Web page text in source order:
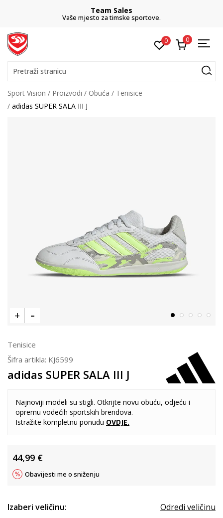
Team Sales
Vaše mjesto za timske sportove.
0 0
Pretraži stranicu
Sport Vision Proizvodi Obuća
Tenisice
adidas SUPER SALA III J
Tenisice
Šifra artikla: KJ6599
adidas SUPER SALA III J
Najnoviji modeli su stigli. Otkrijte novu obuću, odjeću i
opremu vodećih sportskih brendova.
Istražite kompletnu ponudu OVDJE.
44,99 €
Obavijesti me o sniženju
Izaberi veličinu: Odredi veličinu